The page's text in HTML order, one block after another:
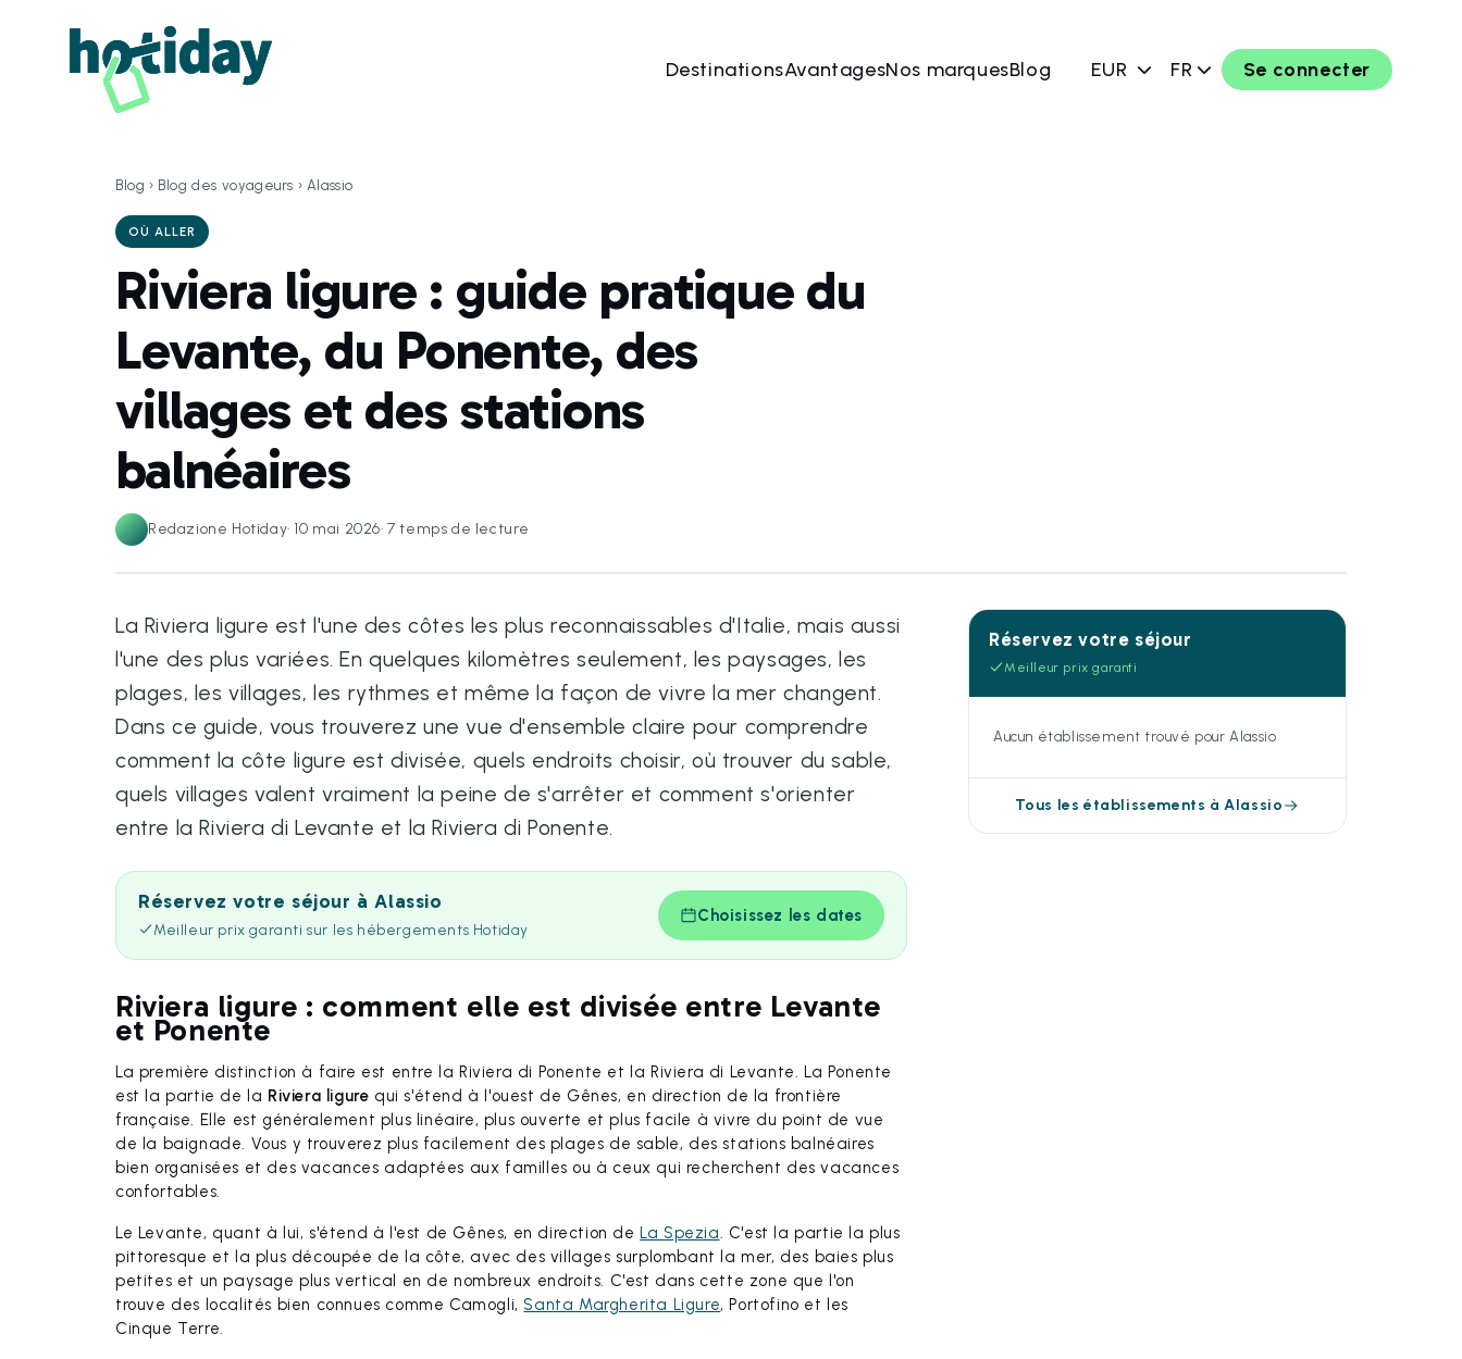
DestinationsAvantagesNos marquesBlog EUR FR Se connecter
Blog › Blog des voyageurs › Alassio
OÙ ALLER
Riviera ligure : guide pratique du
Levante, du Ponente, des
villages et des stations
balnéaires
Redazione Hotiday· 10 mai 2026·7 temps de lecture
La Riviera ligure est l'une des côtes les plus reconnaissables d'Italie, mais aussi
l'une des plus variées. En quelques kilomètres seulement, les paysages, les
plages, les villages, les rythmes et même la façon de vivre la mer changent.
Dans ce guide, vous trouverez une vue d'ensemble claire pour comprendre
comment la côte ligure est divisée, quels endroits choisir, où trouver du sable,
quels villages valent vraiment la peine de s'arrêter et comment s'orienter
entre la Riviera di Levante et la Riviera di Ponente.
Réservez votre séjour à Alassio
Meilleur prix garanti sur les hébergements Hotiday
Choisissez les dates
Riviera ligure : comment elle est divisée entre Levante
et Ponente
La première distinction à faire est entre la Riviera di Ponente et la Riviera di Levante. La Ponente
est la partie de la Riviera ligure qui s'étend à l'ouest de Gênes, en direction de la frontière
française. Elle est généralement plus linéaire, plus ouverte et plus facile à vivre du point de vue
de la baignade. Vous y trouverez plus facilement des plages de sable, des stations balnéaires
bien organisées et des vacances adaptées aux familles ou à ceux qui recherchent des vacances
confortables.
Le Levante, quant à lui, s'étend à l'est de Gênes, en direction deLa Spezia. C'est la partie la plus
pittoresque et la plus découpée de la côte, avec des villages surplombant la mer, des baies plus
petites et un paysage plus vertical en de nombreux endroits. C'est dans cette zone que l'on
trouve des localités bien connues comme Camogli, Santa Margherita Ligure, Portofino et les
Cinque Terre.
Réservez votre séjour
Meilleur prix garanti
Aucun établissement trouvé pour Alassio
Tous les établissements à Alassio